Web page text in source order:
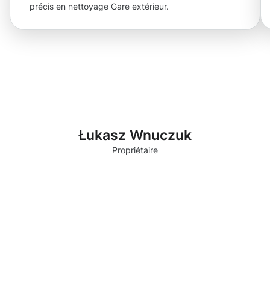
précis en nettoyage Gare extérieur.
Łukasz Wnuczuk
Propriétaire